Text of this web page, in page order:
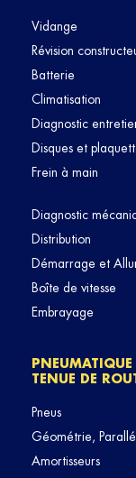
Vidange
Révision
Batterie
Climatisation
Diagnostic
Disques et
Frein à main
Diagnostic
Distribution
Démarrage et
Boîte de vitesse
Embrayage
TENUE DE
Pneus
Géométrie,
Amortisseurs